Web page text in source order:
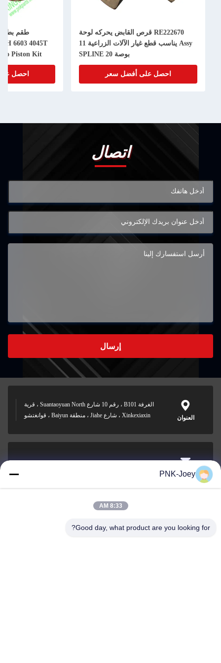
RE222670 قرص القابض يحركه لوحة
Assy يناسب قطع غيار الآلات الزراعية 11
بوصة 20 SPLINE
احصل على أفضل سعر
6603 4045T
Piston Kit
احصل
اتصال
إرسال
العنوان
الغرفة B101 ، رقم 10 شارع Suantaoyuan North ، قرية
Xinkexiaxin ، شارع Jiahe ، منطقة Baiyun ، قوانغتشو
البريد
xianzhihao@gzxingchao.info
008613580404923
PNK-Joey
8:33 AM
Good day, what product are you looking for?